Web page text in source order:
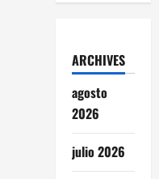
ARCHIVES
agosto
2026
julio 2026